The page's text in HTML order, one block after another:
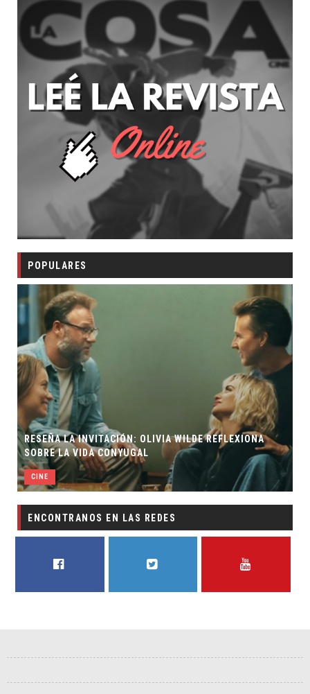
POPULARES
RESEÑA LA INVITACIÓN: OLIVIA WILDE REFLEXIONA
SOBRE LA VIDA CONYUGAL
CINE
ENCONTRANOS EN LAS REDES